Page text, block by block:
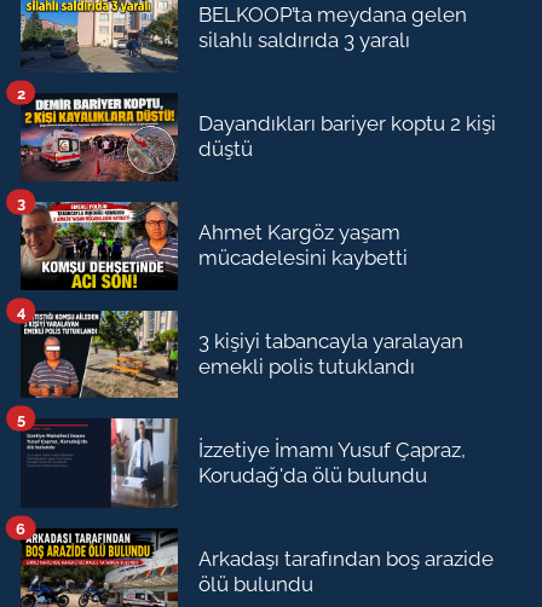
BELKOOP’ta meydana gelen
silahlı saldırıda 3 yaralı
Dayandıkları bariyer koptu 2 kişi
düştü
2
Ahmet Kargöz yaşam
mücadelesini kaybetti
3
3 kişiyi tabancayla yaralayan
emekli polis tutuklandı
4
İzzetiye İmamı Yusuf Çapraz,
Korudağ'da ölü bulundu
5
Arkadaşı tarafından boş arazide
ölü bulundu
6